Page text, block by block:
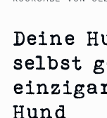
zzgl.
Material
Deine
selbst
Hund